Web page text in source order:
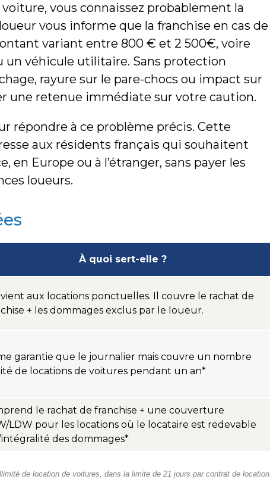
vous connaissez probablement la
vous informe que la franchise en cas de
variant entre 800 € et 2 500€, voire
un véhicule utilitaire. Sans protection
rayure sur le pare-chocs ou impact sur
une retenue immédiate sur votre caution.
répondre à ce problème précis. Cette
aux résidents français qui souhaitent
en Europe ou à l’étranger, sans payer les
loueurs.
À quoi sert-elle ?
aux locations ponctuelles. Il couvre le rachat de
+ les dommages exclus par le loueur.
garantie que le journalier mais couvre un nombre
de locations de voitures pendant un an*
le rachat de franchise + une couverture
LDW pour les locations où le locataire est redevable
des dommages*
de location de voitures, dans la limite de 21 jours par contrat de location